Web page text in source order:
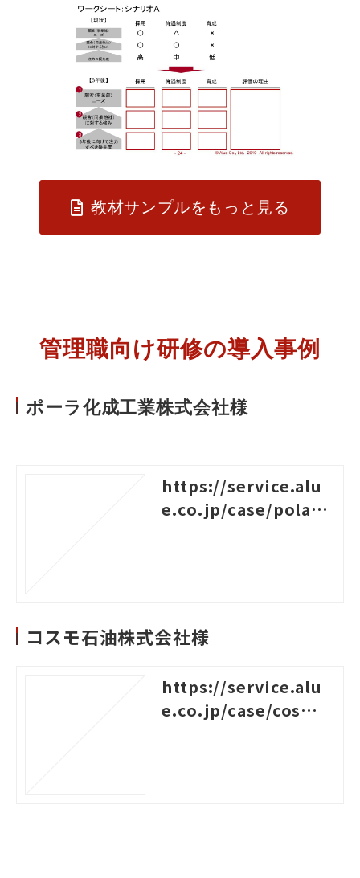
教材サンプルをもっと見る
管理職向け研修の導入事例
ポーラ化成工業株式会社様
https://service.alu
e.co.jp/case/pola-r
コスモ石油株式会社様
https://service.alu
e.co.jp/case/cosmo